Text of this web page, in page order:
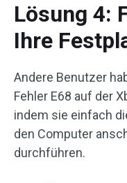
Lösung 4:
Ihre
Andere Benutzer
Fehler E68 auf der
indem sie einfach
den Computer
durchführen.